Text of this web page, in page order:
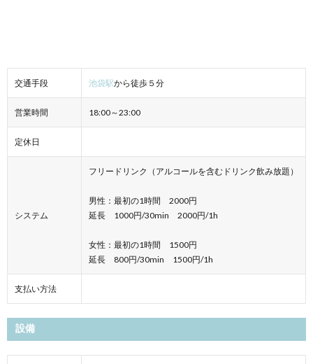
交通手段 池袋駅から徒歩５分
営業時間 18:00～23:00
定休日
システム
フリードリンク（アルコールを含むドリンク飲み放題）
男性：最初の1時間 2000円
延長 1000円/30min 2000円/1h
女性：最初の1時間 1500円
延長 800円/30min 1500円/1h
支払い方法
設備